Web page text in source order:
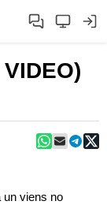
un viens no